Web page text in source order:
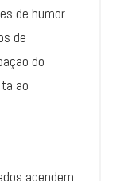
de humor
de
do
ao
acendem